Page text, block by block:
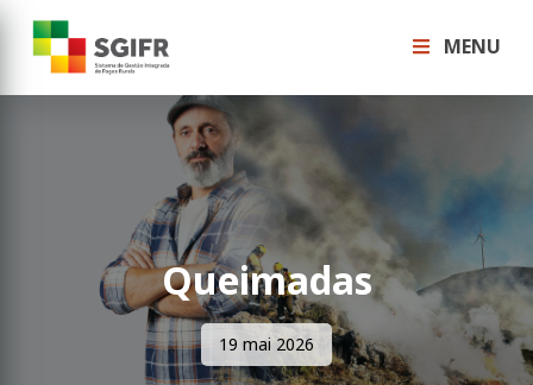
MENU
Queimadas
19 mai 2026